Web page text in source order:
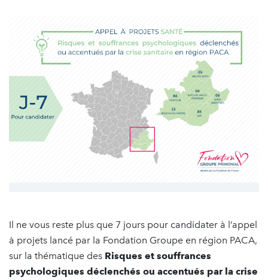
Il ne vous reste plus que 7 jours pour candidater à l’appel
à projets lancé par la Fondation Groupe en région PACA,
sur la thématique des Risques et souffrances
psychologiques déclenchés ou accentués par la crise